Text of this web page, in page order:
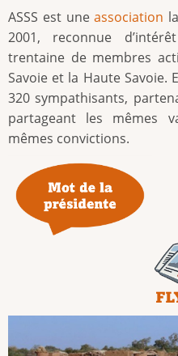
ASSS est uneassociation
2001, reconnue
trentaine de membres
Savoie et la Haute Savoie.
320 sympathisants,
partageant les mêmes
mêmes convictions.